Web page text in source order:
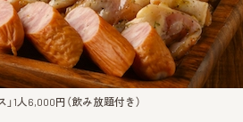
1人6,000円（飲み放題付き）